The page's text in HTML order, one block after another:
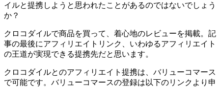
イルと提携しようと思われたことがあるのではないでしょう
か？
クロコダイルで商品を買って、着心地のレビューを掲載。記
事の最後にアフィリエイトリンク、いわゆるアフィリエイト
の王道が実現できる提携先だと思います。
クロコダイルとのアフィリエイト提携は、バリューコマース
で可能です。バリューコマースの登録は以下のリンクより申